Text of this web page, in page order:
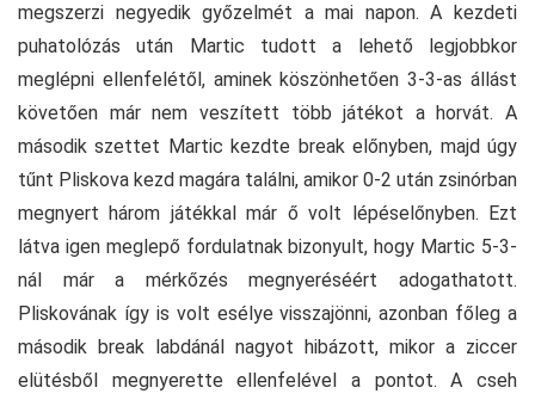
megszerzi negyedik győzelmét a mai napon. A kezdeti
puhatolózás után Martic tudott a lehető legjobbkor
meglépni ellenfelétől, aminek köszönhetően 3-3-as állást
követően már nem veszített több játékot a horvát. A
második szettet Martic kezdte break előnyben, majd úgy
tűnt Pliskova kezd magára találni, amikor 0-2 után zsinórban
megnyert három játékkal már ő volt lépéselőnyben. Ezt
látva igen meglepő fordulatnak bizonyult, hogy Martic 5-3-
nál már a mérkőzés megnyeréséért adogathatott.
Pliskovának így is volt esélye visszajönni, azonban főleg a
második break labdánál nagyot hibázott, mikor a ziccer
elütésből megnyerette ellenfelével a pontot. A cseh